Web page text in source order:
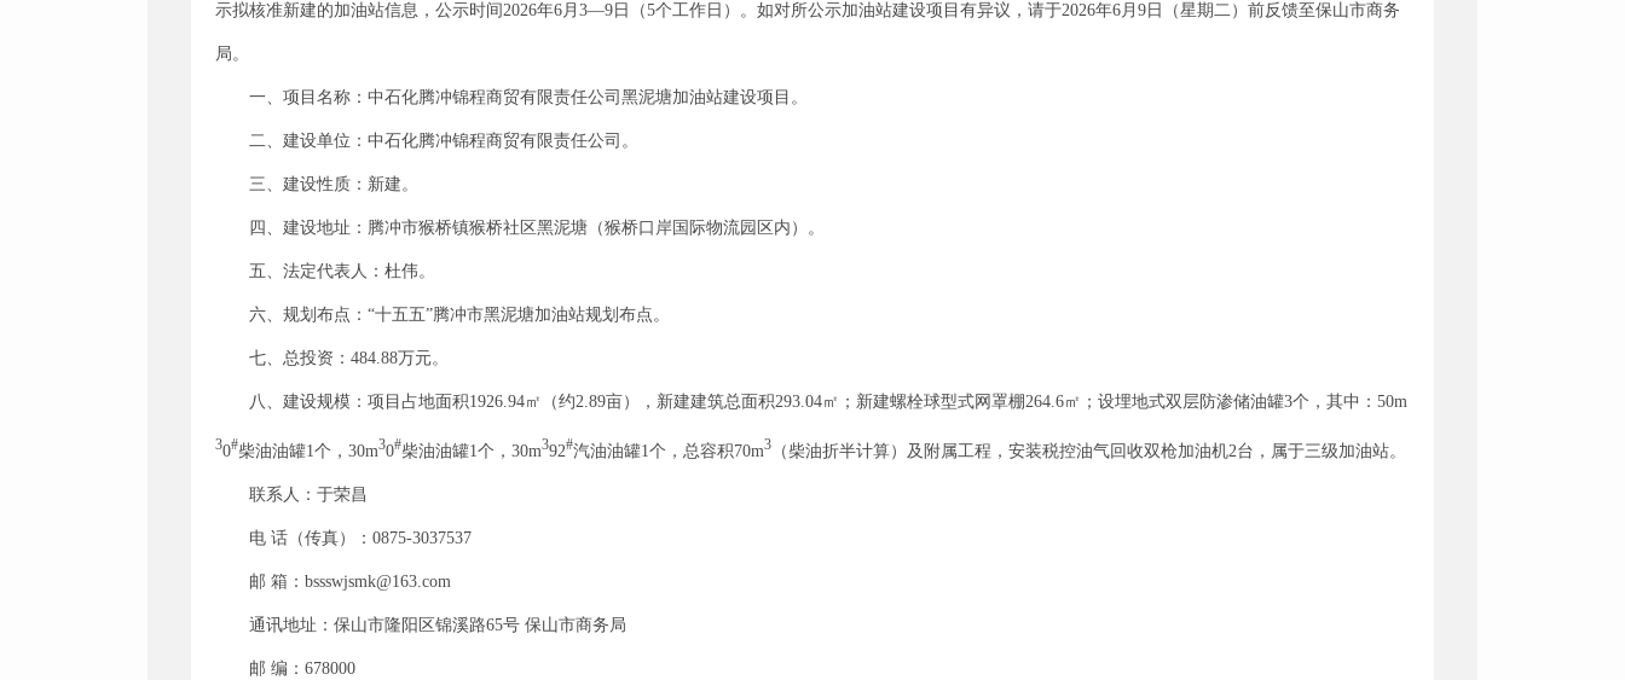
示拟核准新建的加油站信息，公示时间2026年6月3—9日（5个工作日）。如对所公示加油站建设项目有异议，请于2026年6月9日（星期二）前反馈至保山市商务
局。
一、项目名称：中石化腾冲锦程商贸有限责任公司黑泥塘加油站建设项目。
二、建设单位：中石化腾冲锦程商贸有限责任公司。
三、建设性质：新建。
四、建设地址：腾冲市猴桥镇猴桥社区黑泥塘（猴桥口岸国际物流园区内）。
五、法定代表人：杜伟。
六、规划布点：“十五五”腾冲市黑泥塘加油站规划布点。
七、总投资：484.88万元。
八、建设规模：项目占地面积1926.94㎡（约2.89亩），新建建筑总面积293.04㎡；新建螺栓球型式网罩棚264.6㎡；设埋地式双层防渗储油罐3个，其中：50m
30#柴油油罐1个，30m30#柴油油罐1个，30m392#汽油油罐1个，总容积70m3 （柴油折半计算）及附属工程，安装税控油气回收双枪加油机2台，属于三级加油站。
联系人：于荣昌
电 话（传真）：0875-3037537
邮 箱：bssswjsmk@163.com
通讯地址：保山市隆阳区锦溪路65号 保山市商务局
邮 编：678000